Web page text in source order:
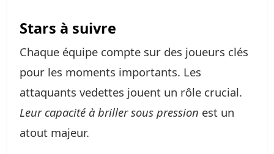
Stars à suivre
Chaque équipe compte sur des joueurs clés
pour les moments importants. Les
attaquants vedettes jouent un rôle crucial.
Leur capacité à briller sous pression est un
atout majeur.